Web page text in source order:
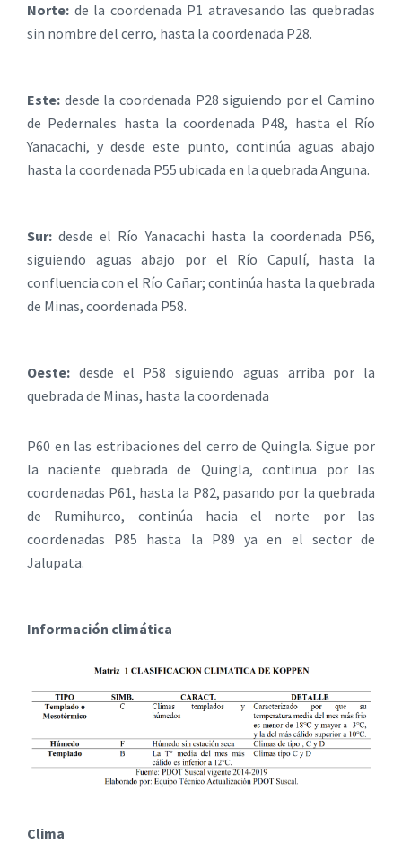
Norte: de la coordenada P1 atravesando las quebradas
sin nombre del cerro, hasta la coordenada P28.
Este: desde la coordenada P28 siguiendo por el Camino
de Pedernales hasta la coordenada P48, hasta el Río
Yanacachi, y desde este punto, continúa aguas abajo
hasta la coordenada P55 ubicada en la quebrada Anguna.
Sur: desde el Río Yanacachi hasta la coordenada P56,
siguiendo aguas abajo por el Río Capulí, hasta la
confluencia con el Río Cañar; continúa hasta la quebrada
de Minas, coordenada P58.
Oeste: desde el P58 siguiendo aguas arriba por la
quebrada de Minas, hasta la coordenada
P60 en las estribaciones del cerro de Quingla. Sigue por
la naciente quebrada de Quingla, continua por las
coordenadas P61, hasta la P82, pasando por la quebrada
de Rumihurco, continúa hacia el norte por las
coordenadas P85 hasta la P89 ya en el sector de
Jalupata.
Información climática
Clima